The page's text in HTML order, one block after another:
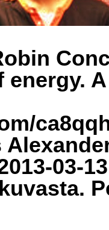
03-13